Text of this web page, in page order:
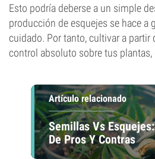
Esto podría deberse a un simple
producción de esquejes se hace a
cuidado. Por tanto, cultivar a partir
control absoluto sobre tus
Artículo relacionado
Semillas Vs
De Pros Y Contras